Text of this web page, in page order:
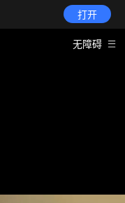
打开
无障碍